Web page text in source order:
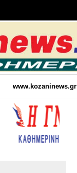
www.kozaninews.gr